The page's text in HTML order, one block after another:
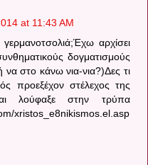
at 11:43 AM
γερμανοτσολιά;Έχω αρχίσει
δογματισμούς
στο κάνω νια-νια?)Δες τι
προεξέχον στέλεχος της
λούφαξε στην τρύπα
xristos_e8nikismos.el.asp